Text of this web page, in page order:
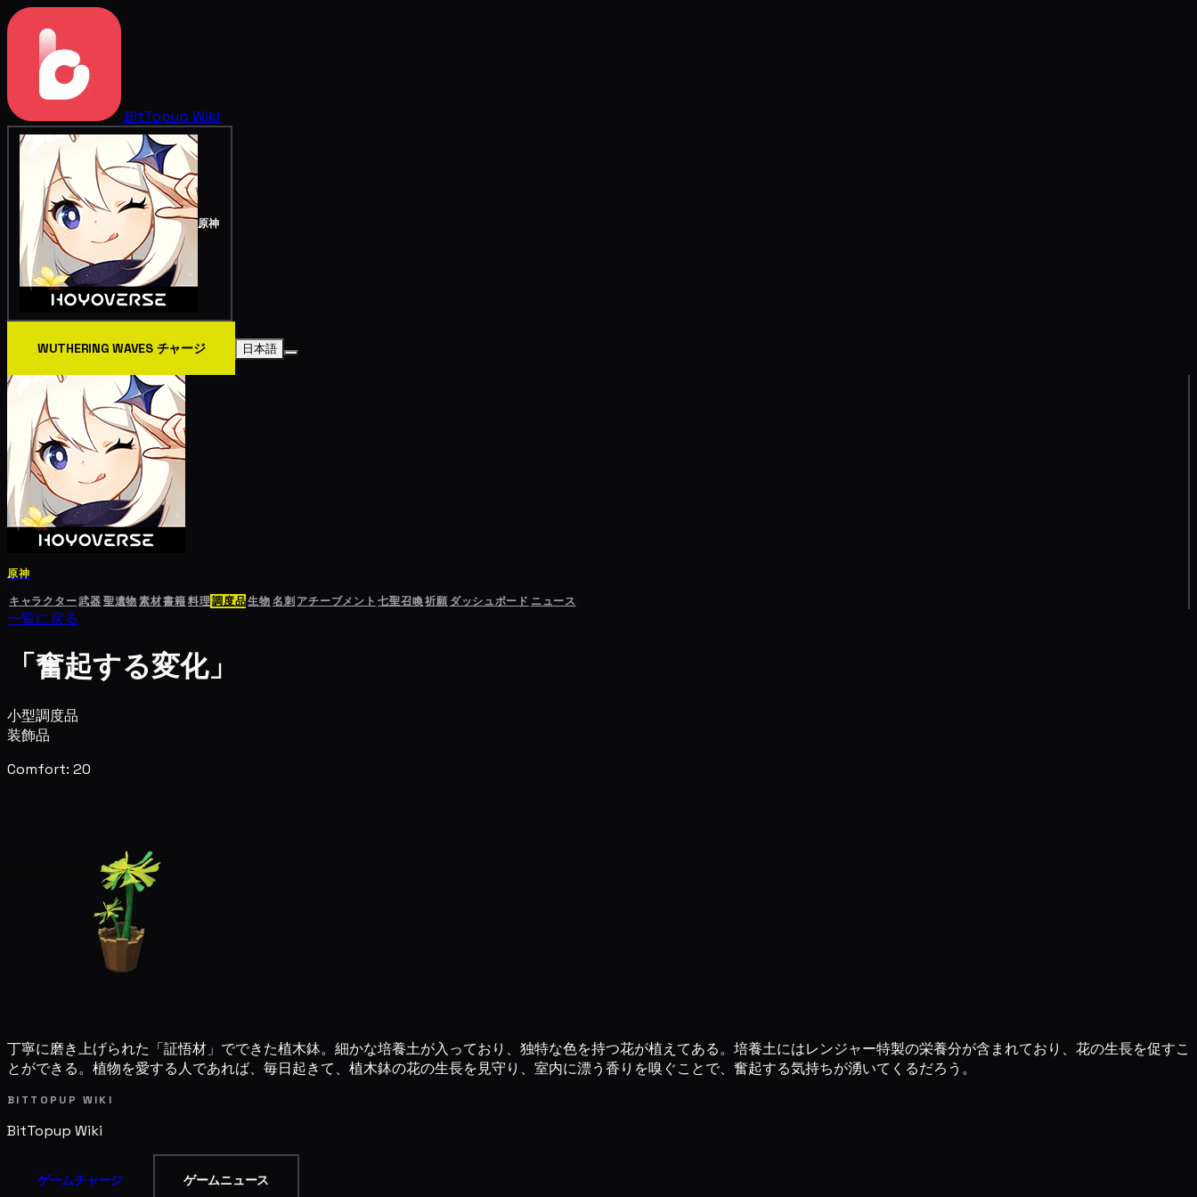
BitTopup Wiki
原神
WUTHERING WAVES チャージ 日本語
原神
キャラクター武器聖遺物素材書籍料理調度品生物名刺 アチーブメント 七聖召喚祈願 ダッシュボード ニュース
一覧に戻る
「奮起する変化」
小型調度品
装飾品
Comfort: 20
丁寧に磨き上げられた「証悟材」でできた植木鉢。細かな培養土が入っており、独特な色を持つ花が植えてある。培養土にはレンジャー特製の栄養分が含まれており、花の生長を促すこ
とができる。植物を愛する人であれば、毎日起きて、植木鉢の花の生長を見守り、室内に漂う香りを嗅ぐことで、奮起する気持ちが湧いてくるだろう。
BITTOPUP WIKI
BitTopup Wiki
ゲームチャージ ゲームニュース